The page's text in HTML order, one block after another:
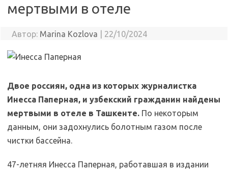
мертвыми в отеле
Автор: Marina Kozlova 22/10/2024
Двое россиян, одна из которых журналистка
Инесса Паперная, и узбекский гражданин найдены
мертвыми в отеле в Ташкенте. По некоторым
данным, они задохнулись болотным газом после
чистки бассейна.
47-летняя Инесса Паперная, работавшая в издании